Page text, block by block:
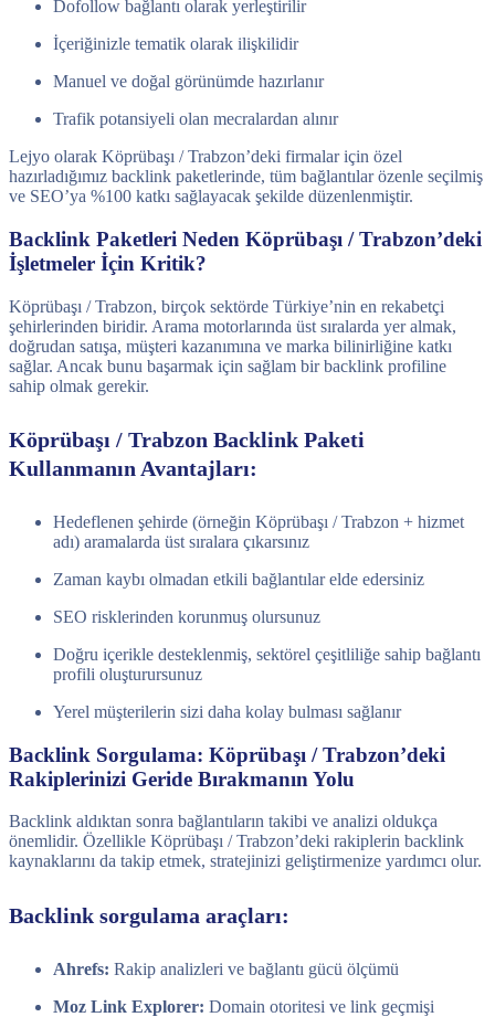
Dofollow bağlantı olarak yerleştirilir
İçeriğinizle tematik olarak ilişkilidir
Manuel ve doğal görünümde hazırlanır
Trafik potansiyeli olan mecralardan alınır
Lejyo olarak Köprübaşı / Trabzon’deki firmalar için özel
hazırladığımız backlink paketlerinde, tüm bağlantılar özenle seçilmiş
ve SEO’ya %100 katkı sağlayacak şekilde düzenlenmiştir.
Backlink Paketleri Neden Köprübaşı / Trabzon’deki
İşletmeler İçin Kritik?
Köprübaşı / Trabzon, birçok sektörde Türkiye’nin en rekabetçi
şehirlerinden biridir. Arama motorlarında üst sıralarda yer almak,
doğrudan satışa, müşteri kazanımına ve marka bilinirliğine katkı
sağlar. Ancak bunu başarmak için sağlam bir backlink profiline
sahip olmak gerekir.
Köprübaşı / Trabzon Backlink Paketi
Kullanmanın Avantajları:
Hedeflenen şehirde (örneğin Köprübaşı / Trabzon + hizmet
adı) aramalarda üst sıralara çıkarsınız
Zaman kaybı olmadan etkili bağlantılar elde edersiniz
SEO risklerinden korunmuş olursunuz
Doğru içerikle desteklenmiş, sektörel çeşitliliğe sahip bağlantı
profili oluşturursunuz
Yerel müşterilerin sizi daha kolay bulması sağlanır
Backlink Sorgulama: Köprübaşı / Trabzon’deki
Rakiplerinizi Geride Bırakmanın Yolu
Backlink aldıktan sonra bağlantıların takibi ve analizi oldukça
önemlidir. Özellikle Köprübaşı / Trabzon’deki rakiplerin backlink
kaynaklarını da takip etmek, stratejinizi geliştirmenize yardımcı olur.
Backlink sorgulama araçları:
Ahrefs: Rakip analizleri ve bağlantı gücü ölçümü
Moz Link Explorer: Domain otoritesi ve link geçmişi